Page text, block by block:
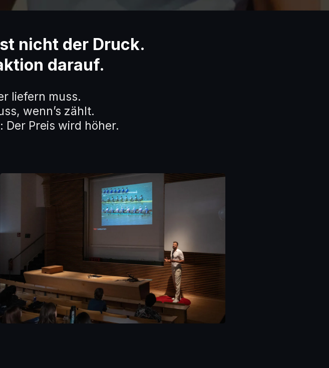
nicht der Druck.
darauf.
liefern muss.
wenn’s zählt.
Preis wird höher.